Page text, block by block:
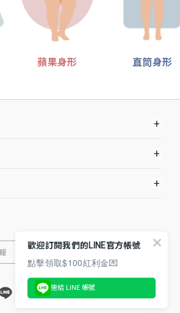
蘋果身形 直筒身形
+
+
+
歡迎訂閱我們的LINE官方帳號
點擊領取$100紅利金💌
連結 LINE 帳號